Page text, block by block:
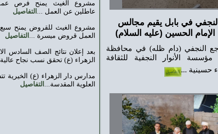
مجالس
السلام)‏
في محافظة
للثقافة
مشروع الغيث يمنح فرص عمل لخمسة شباب
عاطلين عن العمل ... التفاصيل
مشروع الغيث للقروض يمنح سبع من العاطلين عن
العمل قروض ميسرة ...التفاصيل
بعد إعلان نتائج الصف السادس الابتدائي مدارس دار
الزهراء (ع) تحقق نسب نجاح عالية...التفاصيل
مدارس دار الزهراء (ع) الخيرية تتشرف بزيارة العتبة
التفاصيل